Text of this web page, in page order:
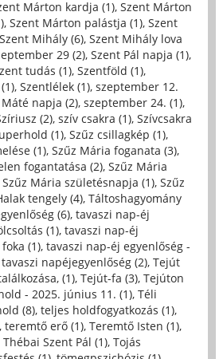
Márton kardja (1), Szent Márton
, Szent Márton palástja (1), Szent
Szent Mihály (6), Szent Mihály lova
29 (2), Szent Pál napja (1),
tudás (1), Szentföld (1),
, Szentlélek (1), szeptember 12.
napja (2), szeptember 24. (1),
(2), szív csakra (1), Szívcsakra
(1), Szűz csillagkép (1),
(1), Szűz Mária foganata (3),
fogantatása (2), Szűz Mária
Szűz Mária születésnapja (1), Szűz
tengely (4), Táltoshagyomány
(6), tavaszi nap-éj
(1), tavaszi nap-éj
(1), tavaszi nap-éj egyenlőség -
tavaszi napéjegyenlőség (2), Tejút
(1), Tejút-fa (3), Tejúton
- 2025. június 11. (1), Téli
(8), teljes holdfogyatkozás (1),
teremtő erő (1), Teremtő Isten (1),
Thébai Szent Pál (1), Tojás